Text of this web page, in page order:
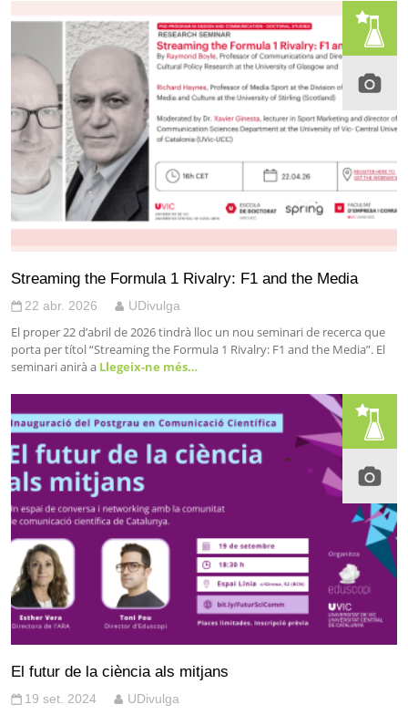
Streaming the Formula 1 Rivalry: F1 and the Media
22 abr. 2026 UDivulga
El proper 22 d’abril de 2026 tindrà lloc un nou seminari de recerca que
porta per títol “Streaming the Formula 1 Rivalry: F1 and the Media”. El
seminari anirà a Llegeix-ne més…
El futur de la ciència als mitjans
19 set. 2024 UDivulga